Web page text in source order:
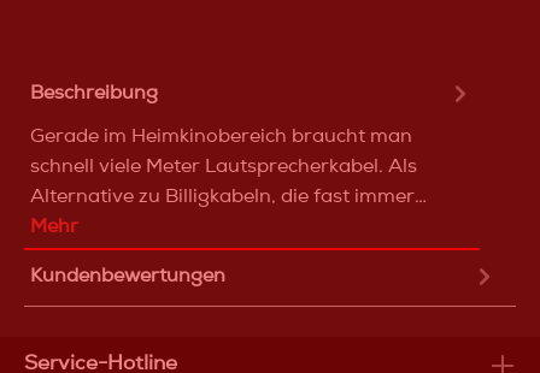
Beschreibung
Gerade im Heimkinobereich braucht man
schnell viele Meter Lautsprecherkabel. Als
Alternative zu Billigkabeln, die fast immer…
Mehr
Kundenbewertungen
Service-Hotline